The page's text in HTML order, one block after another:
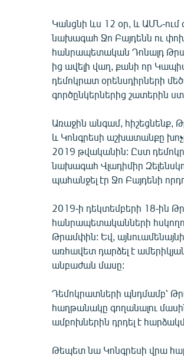
Կանցնի ևս 12 օր, և ԱՄՆ-ում
նախագահ Ջո Բայդենն ու
հանրապետական Դոնալդ
ից ավելի վաղ, քանի որ
դեմոկրատ օրենսդիրների
գործընկերներից շատերին
Առաջին անգամ, հիշեցնենք,
և Կոնգրեսի աշխատանքը
2019 թվականին: Ըստ
նախագահ Վլադիմիր
պահանջել էր Ջո Բայդենի
2019-ի դեկտեմբերի 18-ին
հանրապետականների
Թրամփին: Եվ,
առհավետ դարձել է
անբաժան մասը:
Դեմոկրատների պնդմամբ՝
հաղթանակը գողանալու
ամբոխներին դրդել է
Թեպետ նա Կոնգրեսի վրա